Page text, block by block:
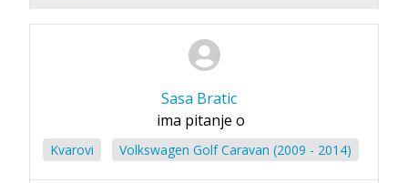
Sasa Bratic
ima pitanje o
Kvarovi Volkswagen Golf Caravan (2009 - 2014)